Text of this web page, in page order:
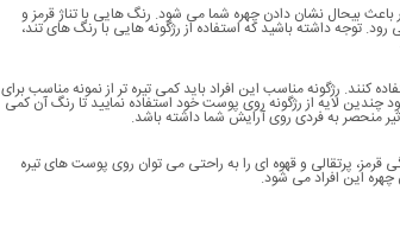
بیحال نشان دادن چهره شما می شود. رنگ هایی با تناژ قرمز و
توجه داشته باشید که استفاده از رژگونه هایی با رنگ های تند،
رژگونه مناسب این افراد باید کمی تیره تر از نمونه مناسب برای
لایه از رژگونه روی پوست خود استفاده نمایید تا رنگ آن کمی
منحصر به فردی روی آرایش شما داشته باشد.
قرمز، پرتقالی و قهوه ای را به راحتی می توان روی پوست های تیره
این افراد می شود.